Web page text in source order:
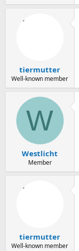
tiermutter
Well-known member
W
Westlicht
Member
tiermutter
Well-known member